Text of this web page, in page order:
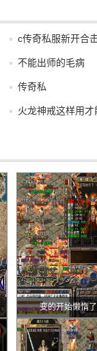
c传奇私服新开合
不能出师的毛病
传奇私
火龙神戒这样用
变的开始懒惰了